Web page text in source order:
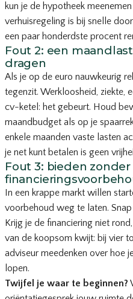
kun je de hypotheek
verhuisregeling is bij snelle
een paar honderdste procent
Fout 2: een
dragen
Als je op de euro nauwkeurig
tegenzit. Werkloosheid, ziekte,
cv-ketel: het gebeurt. Houd
maandbudget als op je
enkele maanden vaste lasten
je net kunt betalen is geen
Fout 3: bieden zonder
In een krappe markt willen
voorbehoud weg te laten.
Krijg je de financiering niet
van de koopsom kwijt: bij vier
adviseur meedenken over hoe
lopen.
Twijfel je waar te beginnen?